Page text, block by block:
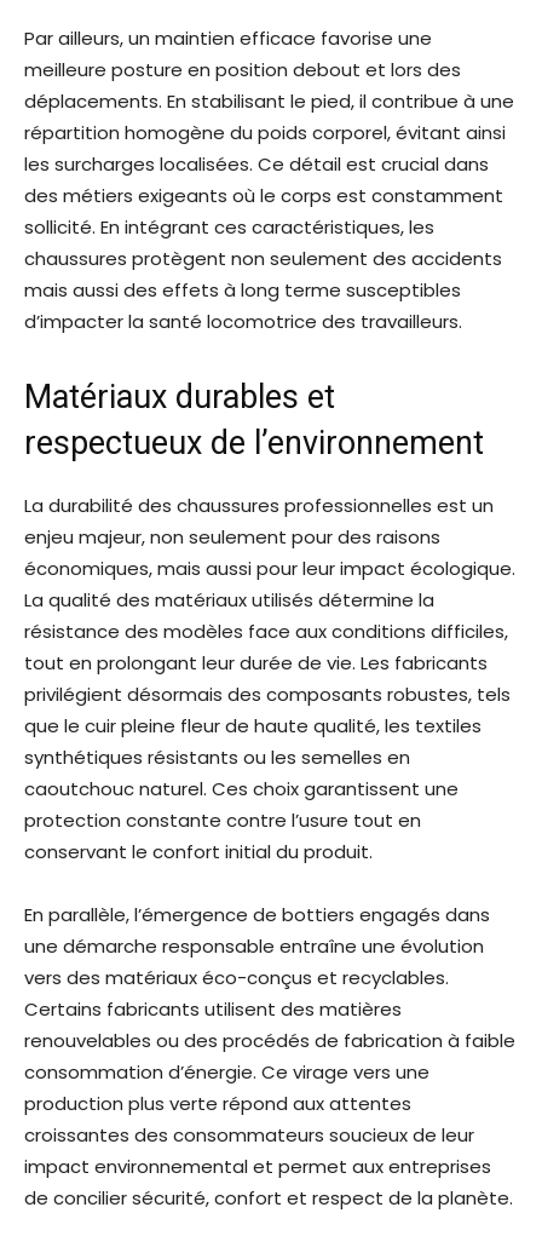
Par ailleurs, un maintien efficace favorise une
meilleure posture en position debout et lors des
déplacements. En stabilisant le pied, il contribue à une
répartition homogène du poids corporel, évitant ainsi
les surcharges localisées. Ce détail est crucial dans
des métiers exigeants où le corps est constamment
sollicité. En intégrant ces caractéristiques, les
chaussures protègent non seulement des accidents
mais aussi des effets à long terme susceptibles
d’impacter la santé locomotrice des travailleurs.
Matériaux durables et
respectueux de l’environnement
La durabilité des chaussures professionnelles est un
enjeu majeur, non seulement pour des raisons
économiques, mais aussi pour leur impact écologique.
La qualité des matériaux utilisés détermine la
résistance des modèles face aux conditions difficiles,
tout en prolongant leur durée de vie. Les fabricants
privilégient désormais des composants robustes, tels
que le cuir pleine fleur de haute qualité, les textiles
synthétiques résistants ou les semelles en
caoutchouc naturel. Ces choix garantissent une
protection constante contre l’usure tout en
conservant le confort initial du produit.
En parallèle, l’émergence de bottiers engagés dans
une démarche responsable entraîne une évolution
vers des matériaux éco-conçus et recyclables.
Certains fabricants utilisent des matières
renouvelables ou des procédés de fabrication à faible
consommation d’énergie. Ce virage vers une
production plus verte répond aux attentes
croissantes des consommateurs soucieux de leur
impact environnemental et permet aux entreprises
de concilier sécurité, confort et respect de la planète.